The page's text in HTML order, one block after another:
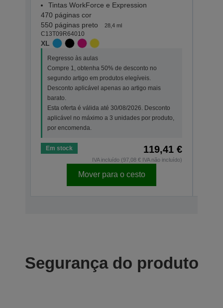
Tintas WorkForce e Expression
470 páginas cor
550 páginas preto
28,4 ml
C13T09R64010
XL
Regresso às aulas
Compre 1, obtenha 50% de desconto no
segundo artigo em produtos elegíveis.
Desconto aplicável apenas ao artigo mais
barato.
Esta oferta é válida até 30/08/2026. Desconto
aplicável no máximo a 3 unidades por produto,
por encomenda.
Em stock 119,41 €
IVA incluído (97,08 € IVA não incluído)
Mover para o cesto
Segurança do produto